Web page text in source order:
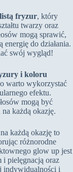
fryzur, który
twarzy oraz
mogą sprawić,
do działania.
swój wygląd!
i koloru
warto wykorzystać
efektu.
mogą być
każdą okazję.
każdą okazję to
różnorodne
glow up jest
i pielęgnacją oraz
indywidualności i